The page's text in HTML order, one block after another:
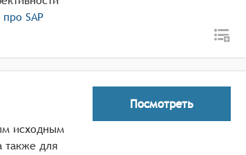
про SAP
исходным
также для
Посмотреть